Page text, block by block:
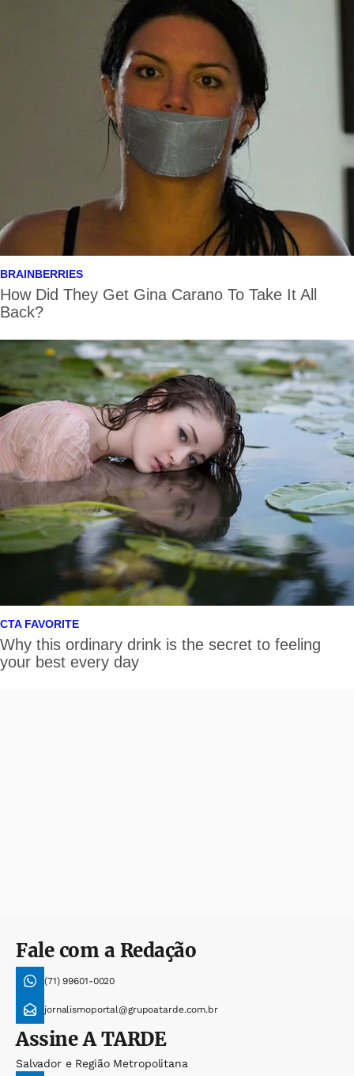
Fale com a Redação
(71) 99601-0020
jornalismoportal@grupoatarde.com.br
AssineA TARDE
Salvador e Região Metropolitana